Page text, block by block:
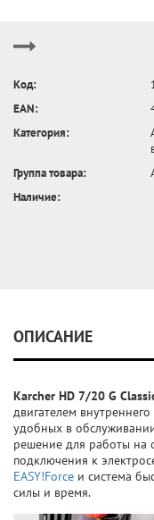
Код:
EAN:
Категория:
Группа товара:
Наличие:
ОПИСАНИЕ
Karcher HD 7/20 G
двигателем
удобных в
решение для работы на
подключения к
EASY!Force и система
силы и время.